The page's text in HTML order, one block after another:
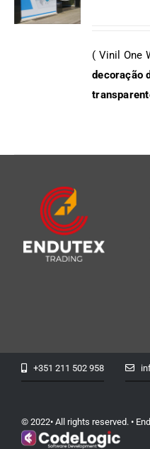
( Vinil One
decoração
+351 211 502 958
© 2022• All rights reserved. •